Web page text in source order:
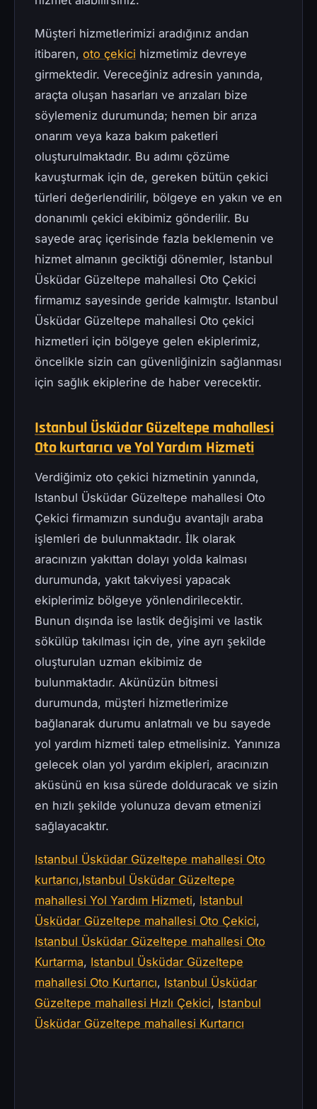
Müşteri hizmetlerimizi aradığınız andan
itibaren, oto çekici hizmetimiz devreye
girmektedir. Vereceğiniz adresin yanında,
araçta oluşan hasarları ve arızaları bize
söylemeniz durumunda; hemen bir arıza
onarım veya kaza bakım paketleri
oluşturulmaktadır. Bu adımı çözüme
kavuşturmak için de, gereken bütün çekici
türleri değerlendirilir, bölgeye en yakın ve en
donanımlı çekici ekibimiz gönderilir. Bu
sayede araç içerisinde fazla beklemenin ve
hizmet almanın geciktiği dönemler, Istanbul
Üsküdar Güzeltepe mahallesi Oto Çekici
firmamız sayesinde geride kalmıştır. Istanbul
Üsküdar Güzeltepe mahallesi Oto çekici
hizmetleri için bölgeye gelen ekiplerimiz,
öncelikle sizin can güvenliğinizin sağlanması
için sağlık ekiplerine de haber verecektir.
Istanbul Üsküdar Güzeltepe mahallesi
Oto kurtarıcı ve Yol Yardım Hizmeti
Verdiğimiz oto çekici hizmetinin yanında,
Istanbul Üsküdar Güzeltepe mahallesi Oto
Çekici firmamızın sunduğu avantajlı araba
işlemleri de bulunmaktadır. İlk olarak
aracınızın yakıttan dolayı yolda kalması
durumunda, yakıt takviyesi yapacak
ekiplerimiz bölgeye yönlendirilecektir.
Bunun dışında ise lastik değişimi ve lastik
sökülüp takılması için de, yine ayrı şekilde
oluşturulan uzman ekibimiz de
bulunmaktadır. Akünüzün bitmesi
durumunda, müşteri hizmetlerimize
bağlanarak durumu anlatmalı ve bu sayede
yol yardım hizmeti talep etmelisiniz. Yanınıza
gelecek olan yol yardım ekipleri, aracınızın
aküsünü en kısa sürede dolduracak ve sizin
en hızlı şekilde yolunuza devam etmenizi
sağlayacaktır.
Istanbul Üsküdar Güzeltepe mahallesi Oto
kurtarıcı,Istanbul Üsküdar Güzeltepe
mahallesi Yol Yardım Hizmeti, Istanbul
Üsküdar Güzeltepe mahallesi Oto Çekici,
Istanbul Üsküdar Güzeltepe mahallesi Oto
Kurtarma, Istanbul Üsküdar Güzeltepe
mahallesi Oto Kurtarıcı, Istanbul Üsküdar
Güzeltepe mahallesi Hızlı Çekici, Istanbul
Üsküdar Güzeltepe mahallesi Kurtarıcı